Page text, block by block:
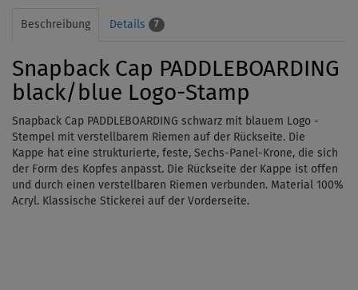
Beschreibung Details 7
Snapback Cap PADDLEBOARDING
black/blue Logo-Stamp
Snapback Cap PADDLEBOARDING schwarz mit blauem Logo -
Stempel mit verstellbarem Riemen auf der Rückseite. Die
Kappe hat eine strukturierte, feste, Sechs-Panel-Krone, die sich
der Form des Kopfes anpasst. Die Rückseite der Kappe ist offen
und durch einen verstellbaren Riemen verbunden. Material 100%
Acryl. Klassische Stickerei auf der Vorderseite.